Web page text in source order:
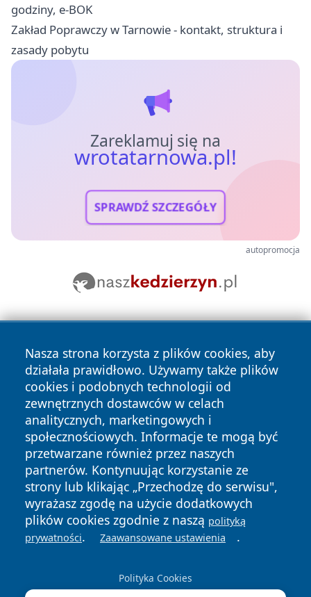
godziny, e-BOK
Zakład Poprawczy w Tarnowie - kontakt, struktura i
zasady pobytu
Zareklamuj się na
wrotatarnowa.pl!
SPRAWDŹ SZCZEGÓŁY
autopromocja
Nasza strona korzysta z plików cookies, aby
działała prawidłowo. Używamy także plików
cookies i podobnych technologii od
zewnętrznych dostawców w celach
analitycznych, marketingowych i
społecznościowych. Informacje te mogą być
przetwarzane również przez naszych
partnerów. Kontynuując korzystanie ze
strony lub klikając „Przechodzę do serwisu",
wyrażasz zgodę na użycie dodatkowych
plików cookies zgodnie z naszą polityką
prywatności. Zaawansowane ustawienia .
Polityka Cookies
Copyright © 2026 wrotatarnowa.pl Wszystkie prawa
zastrzeżone.
News Autorzy
Polityka
Prywatności
Polityka
Cookies